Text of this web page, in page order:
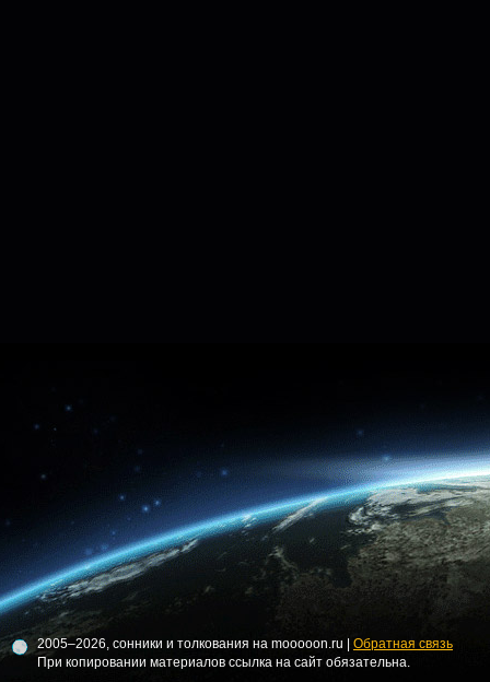
2005–2026, сонники и толкования на mooooon.ru | Обратная связь
При копировании материалов ссылка на сайт обязательна.